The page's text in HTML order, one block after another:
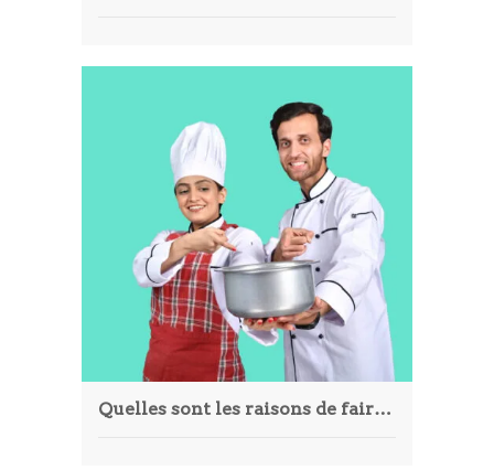
Quelles sont les raisons de faire appel à un traiteur professionnel pour ses événements ?